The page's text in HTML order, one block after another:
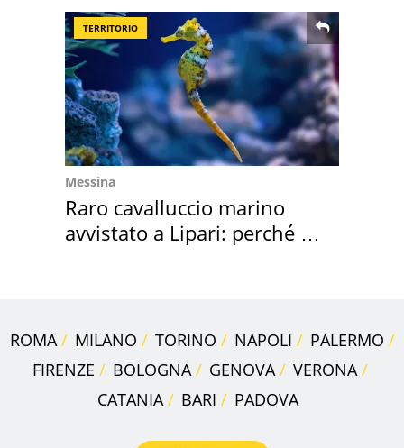
TERRITORIO
Messina
Raro cavalluccio marino
avvistato a Lipari: perché è
ROMA MILANO TORINO NAPOLI
PALERMO
FIRENZE
BOLOGNA GENOVA
VERONA
CATANIA
BARI PADOVA